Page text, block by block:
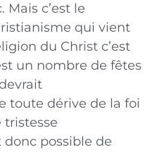
Mais c’est le
qui vient
du Christ c’est
un nombre de fêtes
toute dérive de la foi
possible de